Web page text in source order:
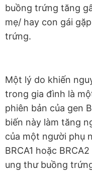
buồng trứng tăng
mẹ/ hay con gái
trứng.
Một lý do khiến
trong gia đình là
phiên bản của gen
biến này làm tăng
của một người phụ
BRCA1 hoặc
ung thư buồng